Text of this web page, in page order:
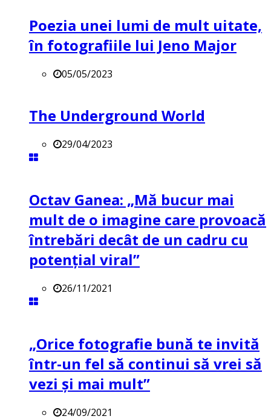
Poezia unei lumi de mult uitate,
în fotografiile lui Jeno Major
05/05/2023
The Underground World
29/04/2023
Octav Ganea: „Mă bucur mai
mult de o imagine care provoacă
întrebări decât de un cadru cu
potenţial viral”
26/11/2021
„Orice fotografie bună te invită
într-un fel să continui să vrei să
vezi și mai mult”
24/09/2021